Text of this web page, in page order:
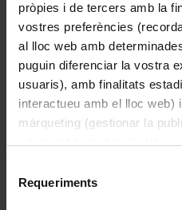
pròpies i de tercers amb la
vostres preferències
al lloc web amb
puguin diferenciar la vostra
usuaris), amb finalitats
interactueu amb el lloc web)
màrqueting (gestionar la
consultar laPolítica de
Requeriments